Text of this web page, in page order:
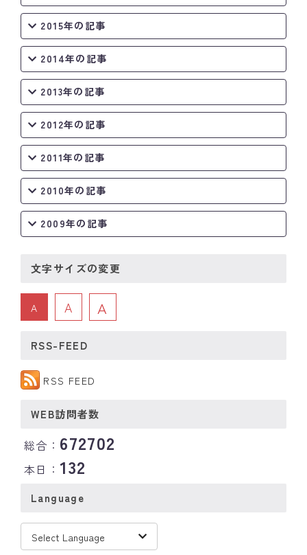
2015年の記事
2014年の記事
2013年の記事
2012年の記事
2011年の記事
2010年の記事
2009年の記事
文字サイズの変更
A A A
RSS-FEED
RSS FEED
WEB訪問者数
総合： 672702
本日：132
Language